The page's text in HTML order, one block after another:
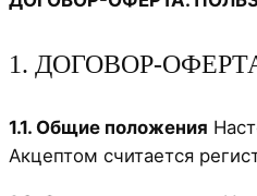
1. ДОГОВОР-
1.1. Общие положения
Акцептом считается